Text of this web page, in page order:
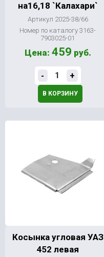
на16,18 `Калахари`
Артикул 2025-38/66
Номер по каталогу 3163-
7903025-01
Цена: 459 руб.
- +
В КОРЗИНУ
Косынка угловая УАЗ
452 левая